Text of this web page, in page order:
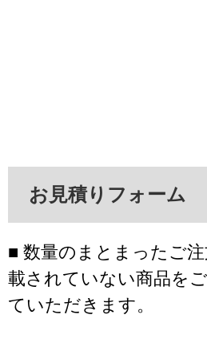
お見積りフォーム
■ 数量のまとまったご
載されていない商品を
ていただきます。